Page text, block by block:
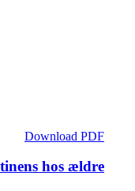
Download PDF
hos ældre